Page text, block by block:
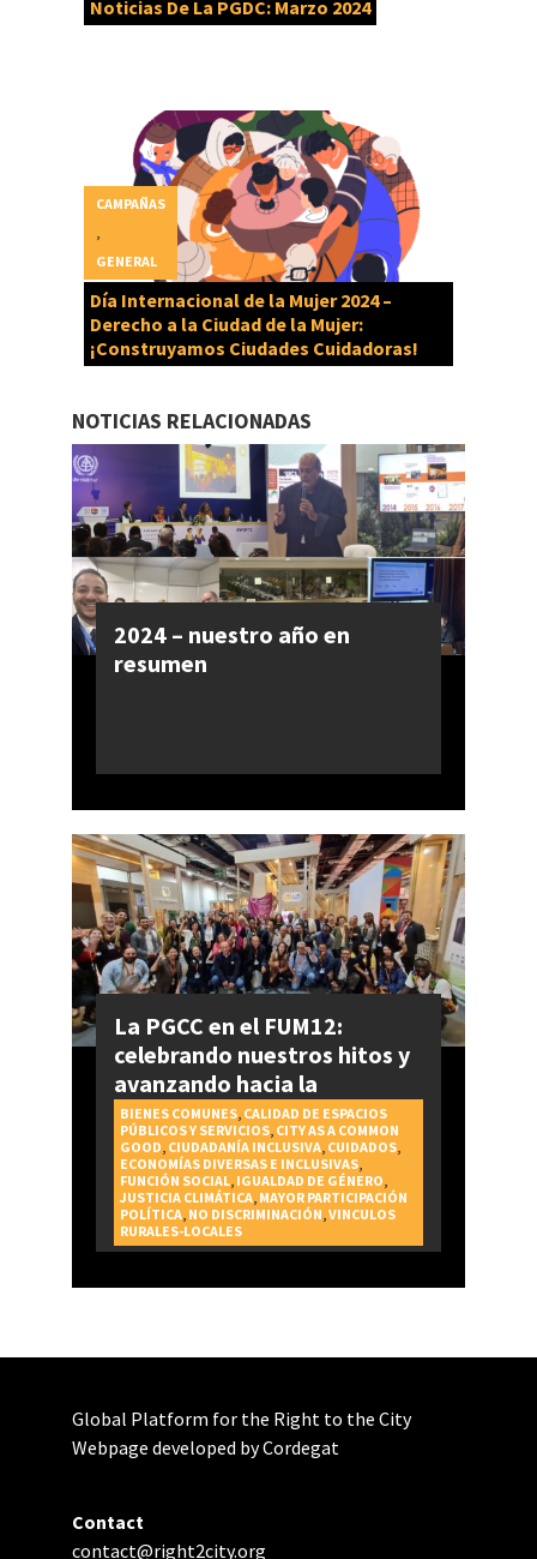
Noticias De La PGDC: Marzo 2024
Día Internacional de la Mujer 2024 –
Derecho a la Ciudad de la Mujer:
¡Construyamos Ciudades Cuidadoras!
CAMPAÑAS
GENERAL
NOTICIAS RELACIONADAS
2024 – nuestro año en
resumen
La PGCC en el FUM12:
celebrando nuestros hitos y
avanzando hacia la
realización del Derecho a la
Ciudad
BIENES COMUNES, CALIDAD DE ESPACIOS
PÚBLICOS Y SERVICIOS, CITY AS A COMMON
GOOD, CIUDADANÍA INCLUSIVA, CUIDADOS,
ECONOMÍAS DIVERSAS E INCLUSIVAS,
FUNCIÓN SOCIAL, IGUALDAD DE GÉNERO,
JUSTICIA CLIMÁTICA, MAYOR PARTICIPACIÓN
POLÍTICA, NO DISCRIMINACIÓN,VINCULOS
RURALES-LOCALES
Global Platform for the Right to the City
Webpage developed by Cordegat
Contact
contact@right2city.org